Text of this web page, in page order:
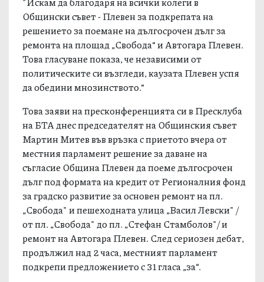
Общински съвет - Плевен за подкрепата на
решението за поемане на дългосрочен дълг за
ремонта на площад „Свобода“ и Автогара Плевен.
Това гласуване показа, че независими от
политическите си възгледи, каузата Плевен успя
да обедини мнозинството.“
Това заяви на пресконференцията си в Пресклуба
на БТА днес председателят на Общинския съвет
Мартин Митев във връзка с приетото вчера от
местния парламент решение за даване на
съгласие Община Плевен да поеме дългосрочен
дълг под формата на кредит от Регионалния фонд
за градско развитие за основен ремонт на пл.
„Свобода" и пешеходната улица „Васил Левски" /
от пл. „Свобода" до пл. „Стефан Стамболов"/ и
ремонт на Автогара Плевен. След сериозен дебат,
продължил над 2 часа, местният парламент
подкрепи предложението с 31 гласа „за“.